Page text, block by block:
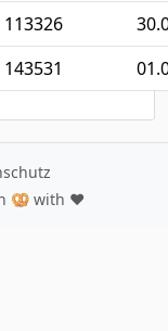
113326
143531
🥨 with ♥️